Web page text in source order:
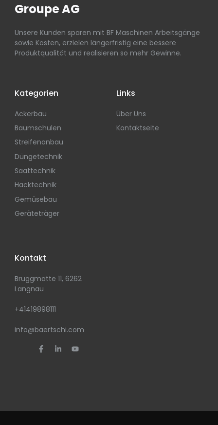
Groupe AG
Unsere Kunden sparen mit BF Maschinen Arbeitsgänge
sowie Kosten, erzielen längerfristig eine bessere
Produktqualität und realisieren so mehr Gewinne.
Kategorien
Ackerbau
Baumschulen
Streifenanbau
Düngetechnik
Saattechnik
Hacktechnik
Gemüsebau
Geräteträger
Links
Über Uns
Kontaktseite
Kontakt
Bruggmatte 11, 6262
Langnau
+41419898111
info@baertschi.com